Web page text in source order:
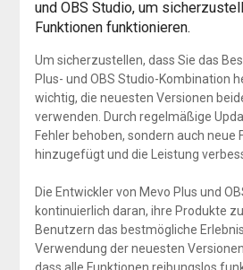
und OBS Studio, um
Funktionen funktionieren.
Um sicherzustellen, dass Sie das
Plus- und OBS Studio-Kombination
wichtig, die neuesten Versionen
verwenden. Durch regelmäßige
Fehler behoben, sondern auch neue
hinzugefügt und die Leistung
Die Entwickler von Mevo Plus und
kontinuierlich daran, ihre Produkte
Benutzern das bestmögliche
Verwendung der neuesten